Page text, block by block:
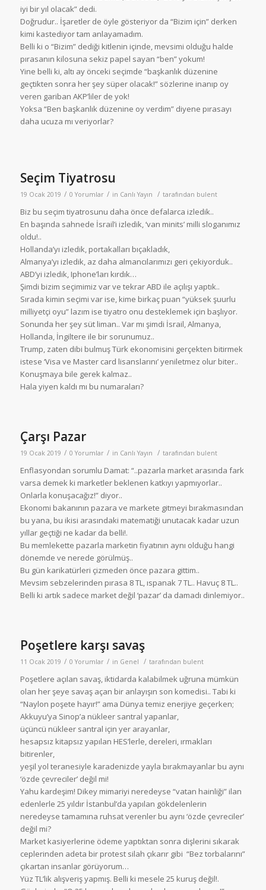
iyi bir yıl olacak” dedi.
Doğrudur.. İşaretler de öyle gösteriyor da “Bizim için” derken
kimi kastediyor tam anlayamadım.
Belli ki o “Bizim” dediği kitlenin içinde, mevsimi olduğu halde
pırasanın kilosuna sekiz papel sayan “ben” yokum!
Yine belli ki, altı ay önceki seçimde “başkanlık düzenine
geçtikten sonra her şey süper olacak!” sözlerine inanıp oy
veren gariban AKP’liler de yok!
Yoksa “Ben başkanlık düzenine oy verdim” diyene pırasayı
daha ucuza mı veriyorlar?
Seçim Tiyatrosu
19 Ocak 2019 / 0 Yorumlar / in Canlı Yayın / tarafından bulent
Biz bu seçim tiyatrosunu daha önce defalarca izledik..
En başında sahnede İsrail’i izledik, ‘van minits’ milli sloganımız
oldu!..
Hollanda’yı izledik, portakalları bıçakladık,
Almanya’yı izledik, az daha almancılarımızı geri çekiyorduk..
ABD’yi izledik, Iphone’ları kırdık…
Şimdi bizim seçimimiz var ve tekrar ABD ile açılışı yaptık..
Sırada kimin seçimi var ise, kime birkaç puan “yüksek şuurlu
milliyetçi oyu” lazım ise tiyatro onu desteklemek için başlıyor.
Sonunda her şey süt liman.. Var mı şimdi İsrail, Almanya,
Hollanda, İngiltere ile bir sorunumuz..
Trump, zaten dibi bulmuş Türk ekonomisini gerçekten bitirmek
istese ‘Visa ve Master card lisanslarını’ yeniletmez olur biter..
Konuşmaya bile gerek kalmaz..
Hala yiyen kaldı mı bu numaraları?
Çarşı Pazar
19 Ocak 2019 / 0 Yorumlar / in Canlı Yayın / tarafından bulent
Enflasyondan sorumlu Damat: “..pazarla market arasında fark
varsa demek ki marketler beklenen katkıyı yapmıyorlar..
Onlarla konuşacağız!” diyor..
Ekonomi bakanının pazara ve markete gitmeyi bırakmasından
bu yana, bu ikisi arasındaki matematiği unutacak kadar uzun
yıllar geçtiği ne kadar da belli!.
Bu memlekette pazarla marketin fiyatının aynı olduğu hangi
dönemde ve nerede görülmüş..
Bu gün karikatürleri çizmeden önce pazara gittim..
Mevsim sebzelerinden pırasa 8 TL, ıspanak 7 TL.. Havuç 8 TL..
Belli ki artık sadece market değil ‘pazar’ da damadı dinlemiyor..
Poşetlere karşı savaş
11 Ocak 2019 / 0 Yorumlar / in Genel / tarafından bulent
Poşetlere açılan savaş, iktidarda kalabilmek uğruna mümkün
olan her şeye savaş açan bir anlayışın son komedisi.. Tabi ki
“Naylon poşete hayır!” ama Dünya temiz enerjiye geçerken;
Akkuyu’ya Sinop’a nükleer santral yapanlar,
üçüncü nükleer santral için yer arayanlar,
hesapsız kitapsız yapılan HES’lerle, dereleri, ırmakları
bitirenler,
yeşil yol teranesiyle karadenizde yayla bırakmayanlar bu aynı
‘özde çevreciler’ değil mi!
Yahu kardeşim! Dikey mimariyi neredeyse “vatan hainliği” ilan
edenlerle 25 yıldır İstanbul’da yapılan gökdelenlerin
neredeyse tamamına ruhsat verenler bu aynı ‘özde çevreciler’
değil mi?
Market kasiyerlerine ödeme yaptıktan sonra dişlerini sıkarak
ceplerinden adeta bir protest silah çıkarır gibi “Bez torbalarını”
çıkartan insanlar görüyorum…
Yüz TL’lik alışveriş yapmış. Belli ki mesele 25 kuruş değil!.